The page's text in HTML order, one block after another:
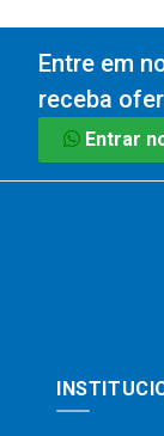
Entre em
receba
Entrar